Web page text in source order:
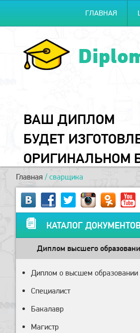
ГЛАВНАЯ
ВАШ ДИПЛОМ
БУДЕТ
ОРИГИНАЛЬНОМ
Главная / сварщика
КАТАЛОГ
Диплом высшего
Диплом о высшем образовании
Специалист
Бакалавр
Магистр